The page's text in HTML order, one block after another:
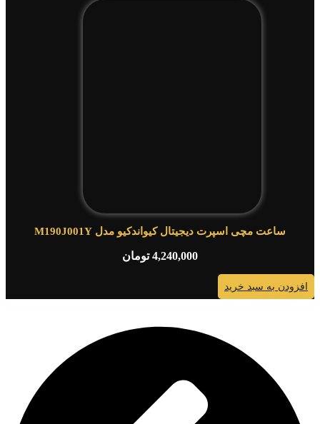
ساعت مچی اسپرت دیجیتال کیواندکیو مدل M190J001Y
4,240,000 تومان
افزودن به سبد خرید